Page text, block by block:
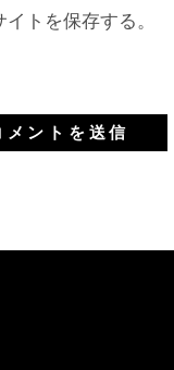
トを保存する。